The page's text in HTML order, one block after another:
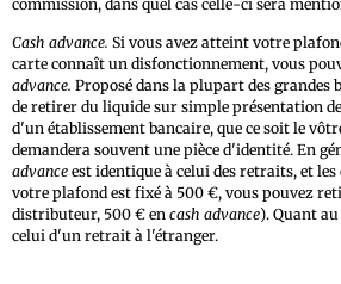
commission, dans quel cas celle-ci sera
Cash advance. Si vous avez atteint votre
carte connaît un disfonctionnement, vous
advance. Proposé dans la plupart des grandes
de retirer du liquide sur simple présentation
d'un établissement bancaire, que ce soit le
demandera souvent une pièce d'identité. En
advance est identique à celui des retraits, et
votre plafond est fixé à 500 €, vous pouvez
distributeur, 500 € en cash advance). Quant
celui d'un retrait à l'étranger.